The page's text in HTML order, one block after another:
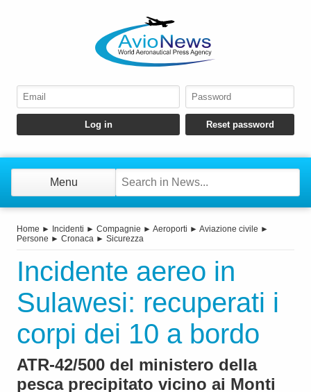
Menu
Home ► Incidenti ► Compagnie ► Aeroporti ► Aviazione civile ►
Persone ► Cronaca ► Sicurezza
Incidente aereo in
Sulawesi: recuperati i
corpi dei 10 a bordo
ATR-42/500 del ministero della
pesca precipitato vicino ai Monti